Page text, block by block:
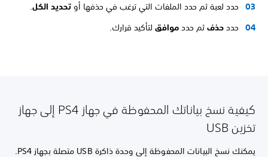
حدد لعبة ثم حدد الملفات التي ترغب في حذفها أوتحديد الكل.
حددحذفثم حددموافقلتأكيد قرارك.
كيفية نسخ بياناتك المحفوظة في جهاز PS4 إلى جهاز
تخزين USB
يمكنك نسخ البيانات المحفوظة إلى وحدة ذاكرة USB متصلة بجهاز PS4.